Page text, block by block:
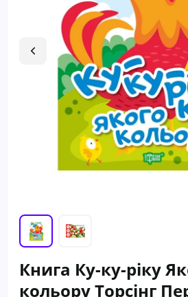
Книга Ку-ку-ріку
кольору Торсiнг